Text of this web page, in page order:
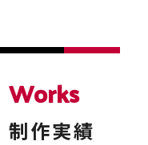
Works
制作実績